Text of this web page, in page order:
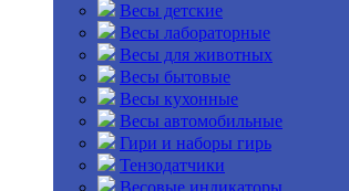
Весы детские
Весы лабораторные
Весы для животных
Весы бытовые
Весы кухонные
Весы автомобильные
Гири и наборы гирь
Тензодатчики
Весовые индикаторы